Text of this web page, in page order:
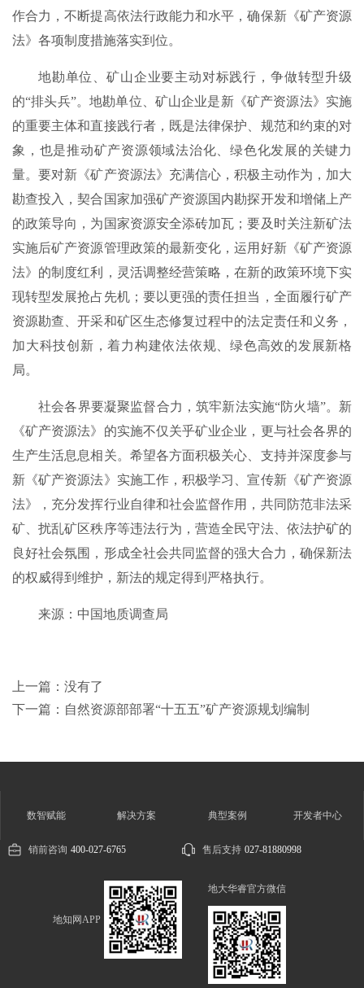
作合力，不断提高依法行政能力和水平，确保新《矿产资源
法》各项制度措施落实到位。
地勘单位、矿山企业要主动对标践行，争做转型升级
的“排头兵”。地勘单位、矿山企业是新《矿产资源法》实施
的重要主体和直接践行者，既是法律保护、规范和约束的对
象，也是推动矿产资源领域法治化、绿色化发展的关键力
量。要对新《矿产资源法》充满信心，积极主动作为，加大
勘查投入，契合国家加强矿产资源国内勘探开发和增储上产
的政策导向，为国家资源安全添砖加瓦；要及时关注新矿法
实施后矿产资源管理政策的最新变化，运用好新《矿产资源
法》的制度红利，灵活调整经营策略，在新的政策环境下实
现转型发展抢占先机；要以更强的责任担当，全面履行矿产
资源勘查、开采和矿区生态修复过程中的法定责任和义务，
加大科技创新，着力构建依法依规、绿色高效的发展新格
局。
社会各界要凝聚监督合力，筑牢新法实施“防火墙”。新
《矿产资源法》的实施不仅关乎矿业企业，更与社会各界的
生产生活息息相关。希望各方面积极关心、支持并深度参与
新《矿产资源法》实施工作，积极学习、宣传新《矿产资源
法》，充分发挥行业自律和社会监督作用，共同防范非法采
矿、扰乱矿区秩序等违法行为，营造全民守法、依法护矿的
良好社会氛围，形成全社会共同监督的强大合力，确保新法
的权威得到维护，新法的规定得到严格执行。
来源：中国地质调查局
上一篇：没有了
下一篇：自然资源部部署“十五五”矿产资源规划编制
数智赋能 解决方案 典型案例 开发者中心
销前咨询 400-027-6765 售后支持 027-81880998
地知网APP
地大华睿官方微信